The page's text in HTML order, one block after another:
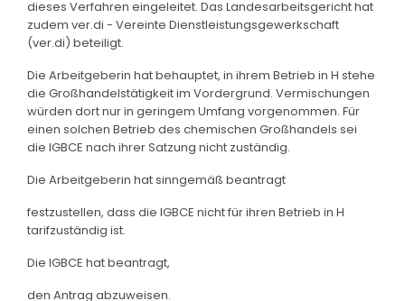
dieses Verfahren eingeleitet. Das Landesarbeitsgericht hat
zudem ver.di - Vereinte Dienstleistungsgewerkschaft
(ver.di) beteiligt.
Die Arbeitgeberin hat behauptet, in ihrem Betrieb in H stehe
die Großhandelstätigkeit im Vordergrund. Vermischungen
würden dort nur in geringem Umfang vorgenommen. Für
einen solchen Betrieb des chemischen Großhandels sei
die IGBCE nach ihrer Satzung nicht zuständig.
Die Arbeitgeberin hat sinngemäß beantragt
festzustellen, dass die IGBCE nicht für ihren Betrieb in H
tarifzuständig ist.
Die IGBCE hat beantragt,
den Antrag abzuweisen.